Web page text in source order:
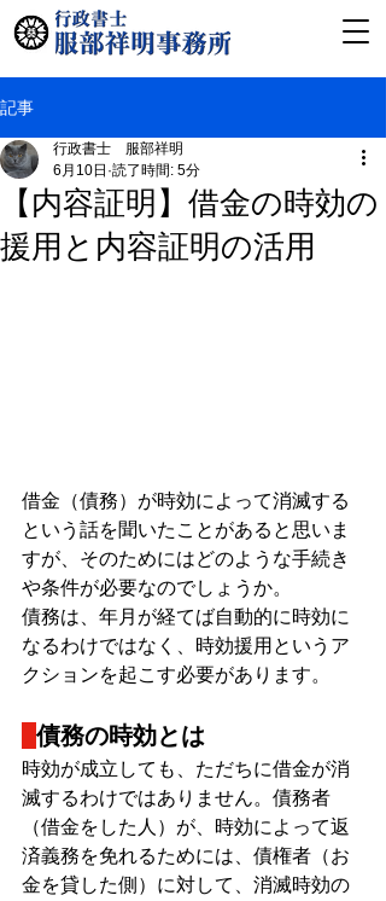
記事
【内容証明】借金の時効の
援用と内容証明の活用
行政書士 服部祥明
6月10日 読了時間: 5分
借金（債務）が時効によって消滅する
という話を聞いたことがあると思いま
すが、そのためにはどのような手続き
や条件が必要なのでしょうか。
債務は、年月が経てば自動的に時効に
なるわけではなく、時効援用というア
クションを起こす必要があります。
債務の時効とは
時効が成立しても、ただちに借金が消
滅するわけではありません。債務者
（借金をした人）が、時効によって返
済義務を免れるためには、債権者（お
金を貸した側）に対して、消滅時効の